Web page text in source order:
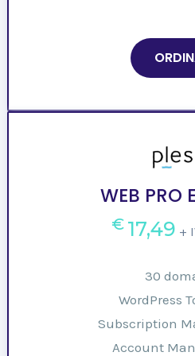
WEB PRO
€ 17,49 +
30
WordPress
Subscription
Account